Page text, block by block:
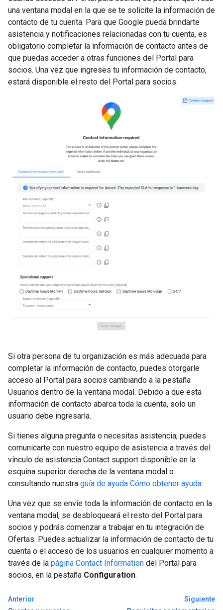
una ventana modal en la que se te solicite la información de
contacto de tu cuenta. Para que Google pueda brindarte
asistencia y notificaciones relacionadas con tu cuenta, es
obligatorio completar la información de contacto antes de
que puedas acceder a otras funciones del Portal para
socios. Una vez que ingreses tu información de contacto,
estará disponible el resto del Portal para socios.
Si otra persona de tu organización es más adecuada para
completar la información de contacto, puedes otorgarle
acceso al Portal para socios cambiando a la pestaña
Usuarios dentro de la ventana modal. Debido a que esta
información de contacto abarca toda la cuenta, solo un
usuario debe ingresarla.
Si tienes alguna pregunta o necesitas asistencia, puedes
comunicarte con nuestro equipo de asistencia a través del
vínculo de asistencia Contact support disponible en la
esquina superior derecha de la ventana modal o
consultando nuestra guía de ayuda Cómo obtener ayuda.
Una vez que se envíe toda la información de contacto en la
ventana modal, se desbloqueará el resto del Portal para
socios y podrás comenzar a trabajar en tu integración de
Ofertas. Puedes actualizar la información de contacto de tu
cuenta o el acceso de los usuarios en cualquier momento a
través de la página Contact Information del Portal para
socios, en la pestaña Configuration.
Anterior
Siguiente